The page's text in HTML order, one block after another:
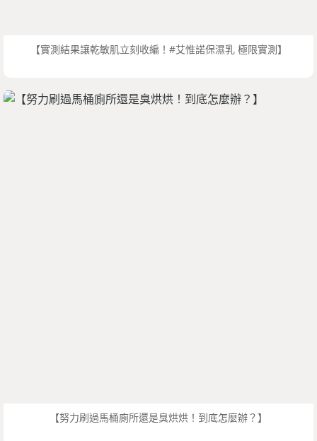
【實測結果讓乾敏肌立刻收編！#艾惟諾保濕乳 極限實測】
【努力刷過馬桶廁所還是臭烘烘！到底怎麼辦？】